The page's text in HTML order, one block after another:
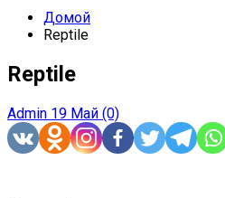
Домой
Reptile
Reptile
Admin 19 Май (0)